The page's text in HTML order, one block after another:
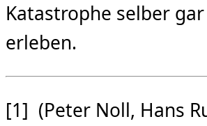
Katastrophe selber
erleben.
[1] (Peter Noll, Hans